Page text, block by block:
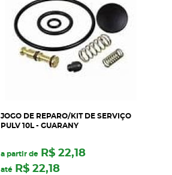
JOGO DE REPARO/KIT DE SERVIÇO
PULV 10L - GUARANY
a partir de R$ 22,18
até R$ 22,18